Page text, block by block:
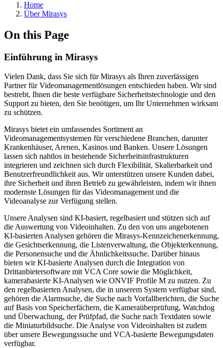
Home
Über Mirasys
On this Page
Einführung in Mirasys
Vielen Dank, dass Sie sich für Mirasys als Ihren zuverlässigen
Partner für Videomanagementlösungen entschieden haben. Wir sind
bestrebt, Ihnen die beste verfügbare Sicherheitstechnologie und den
Support zu bieten, den Sie benötigen, um Ihr Unternehmen wirksam
zu schützen.
Mirasys bietet ein umfassendes Sortiment an
Videomanagementsystemen für verschiedene Branchen, darunter
Krankenhäuser, Arenen, Kasinos und Banken. Unsere Lösungen
lassen sich nahtlos in bestehende Sicherheitsinfrastrukturen
integrieren und zeichnen sich durch Flexibilität, Skalierbarkeit und
Benutzerfreundlichkeit aus. Wir unterstützen unsere Kunden dabei,
ihre Sicherheit und ihren Betrieb zu gewährleisten, indem wir ihnen
modernste Lösungen für das Videomanagement und die
Videoanalyse zur Verfügung stellen.
Unsere Analysen sind KI-basiert, regelbasiert und stützen sich auf
die Auswertung von Videoinhalten. Zu den von uns angebotenen
KI-basierten Analysen gehören die Mirasys-Kennzeichenerkennung,
die Gesichtserkennung, die Listenverwaltung, die Objekterkennung,
die Personensuche und die Ähnlichkeitssuche. Darüber hinaus
bieten wir KI-basierte Analysen durch die Integration von
Drittanbietersoftware mit VCA Core sowie die Möglichkeit,
kamerabasierte KI-Analysen wie ONVIF Profile M zu nutzen. Zu
den regelbasierten Analysen, die in unserem System verfügbar sind,
gehören die Alarmsuche, die Suche nach Vorfallberichten, die Suche
auf Basis von Speicherfächern, die Kameraüberprüfung, Watchdog
und Überwachung, der Prüfpfad, die Suche nach Textdaten sowie
die Miniaturbildsuche. Die Analyse von Videoinhalten ist zudem
über unsere Bewegungssuche und VCA-basierte Bewegungsdaten
verfügbar.